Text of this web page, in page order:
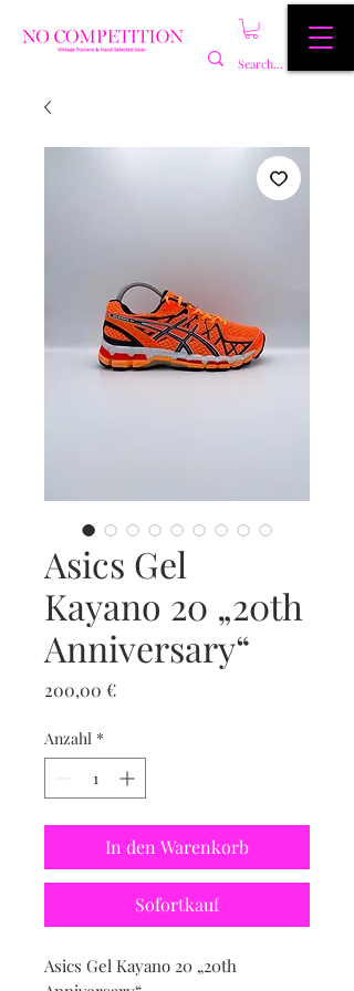
Asics Gel
Kayano 20 „20th
Anniversary“
200,00 €Preis
Anzahl *
In den Warenkorb
Sofortkauf
Asics Gel Kayano 20 „20th